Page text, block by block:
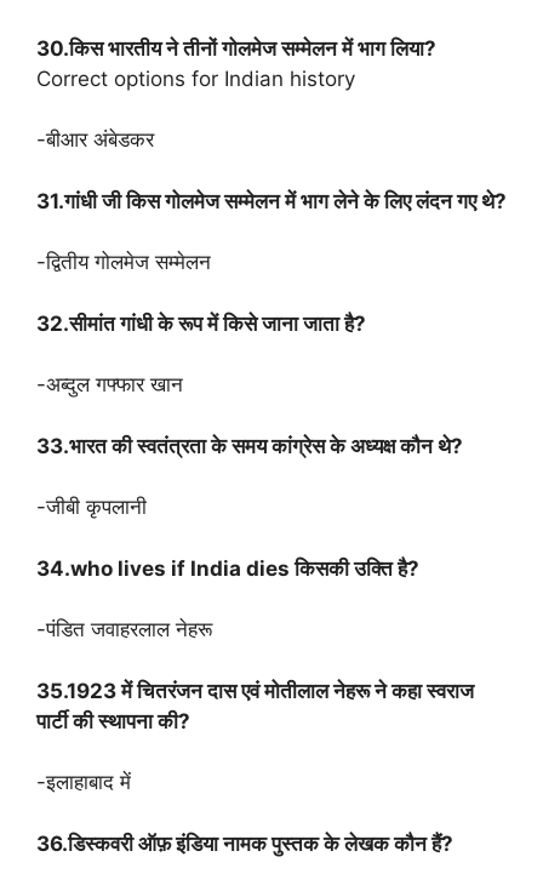
30.किस भारतीय ने तीनों गोलमेज सम्मेलन में भाग लिया?
Correct options for Indian history
-बीआर अंबेडकर
31.गांधी जी किस गोलमेज सम्मेलन में भाग लेने के लिए लंदन गए थे?
-द्वितीय गोलमेज सम्मेलन
32.सीमांत गांधी के रूप में किसे जाना जाता है?
-अब्दुल गफ्फार खान
33.भारत की स्वतंत्रता के समय कांग्रेस के अध्यक्ष कौन थे?
-जीबी कृपलानी
34.who lives if India dies किसकी उक्ति है?
-पंडित जवाहरलाल नेहरू
35.1923 में चितरंजन दास एवं मोतीलाल नेहरू ने कहा स्वराज
पार्टी की स्थापना की?
-इलाहाबाद में
36.डिस्कवरी ऑफ़ इंडिया नामक पुस्तक के लेखक कौन हैं?